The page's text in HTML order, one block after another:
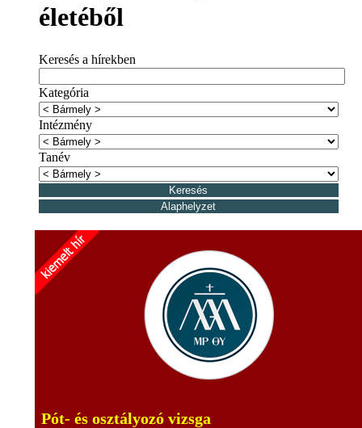
életéből
Keresés a hírekben
Kategória
Intézmény
Tanév
Pót- és osztályozó vizsga